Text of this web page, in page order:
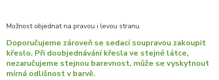
Možnost objednat na pravou i levou stranu.
Doporučujeme zároveň se sedací soupravou zakoupit
křeslo. Při doobjednávání křesla ve stejné látce,
nezaručujeme stejnou barevnost, může se vyskytnout
mírná odlišnost v barvě.